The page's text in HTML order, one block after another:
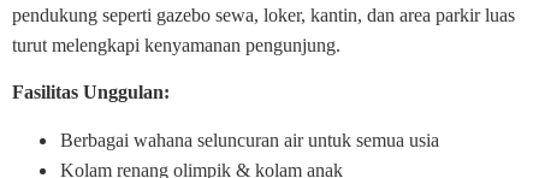
pendukung seperti gazebo sewa, loker, kantin, dan area parkir luas
turut melengkapi kenyamanan pengunjung.
Fasilitas Unggulan:
Berbagai wahana seluncuran air untuk semua usia
Kolam renang olimpik & kolam anak